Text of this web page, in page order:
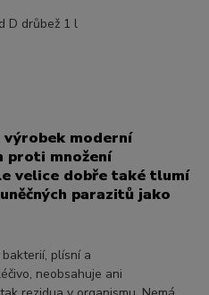
výrobek moderní
proti množení
velice dobře také tlumí
parazitů jako
plísní a
neobsahuje ani